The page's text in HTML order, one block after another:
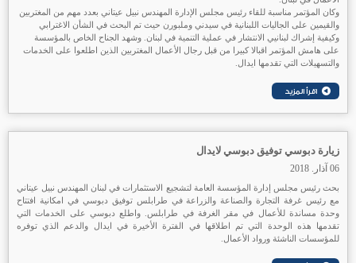
وكان المؤتمر مناسبة للقاء رئيس مجلس الإدارة المهندس نبيل عيتاني بعدد مهم من المغتربين
والقيمين على الجاليات اللبنانية في سيدني وملبورن حيث تم البحث في الشأن الاغترابي
وكيفية إشراك لبنانيي الانتشار في عملية التنمية في لبنان. وشهد الجناح الخاص بالمؤسسة
على هامش المؤتمر اقبالا كبيرا من قبل رجال الأعمال المغتربين الذين اطلعوا على الخدمات
والتسهيلات التي تقدمها ايدال.
زيارة دبوسي توفيق دبوسي لايدال
06 آذار. 2018
بحث رئيس مجلس إدارة المؤسسة العامة لتشجيع الاستثمارات في لبنان المهندس نبيل عيتاني
مع رئيس غرفة التجارة والصناعة والزراعة في طرابلس توفيق دبوسي في امكانية افتتاح
وحدة مساندة للأعمال في مقر الغرفة في طرابلس. واطلع دبوسي على الخدمات التي
تقدمها هذه الوحدة التي تم اطلاقها في الفترة الأخيرة في ايدال والدعم الذي توفره
للمؤسسات الناشئة ورواد الأعمال.